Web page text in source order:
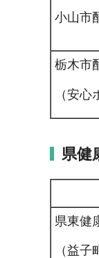
小山市
栃木市
（安心
県健
県東健
（益